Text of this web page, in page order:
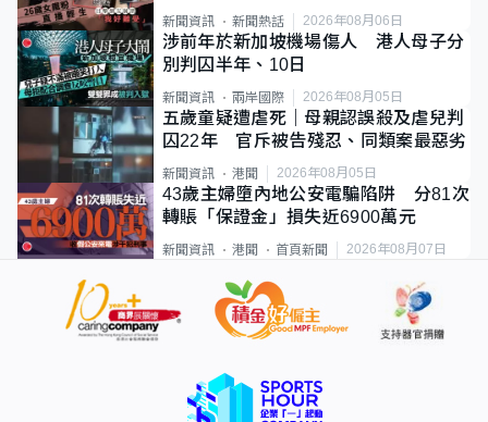
新聞資訊 新聞熱話 2026年08月06日
涉前年於新加坡機場傷人 港人母子分
別判囚半年、10日
新聞資訊 兩岸國際 2026年08月05日
五歲童疑遭虐死｜母親認誤殺及虐兒判
囚22年 官斥被告殘忍、同類案最惡劣
新聞資訊 港聞 2026年08月05日
43歲主婦墮內地公安電騙陷阱 分81次
轉賬「保證金」損失近6900萬元
新聞資訊 港聞 首頁新聞 2026年08月07日